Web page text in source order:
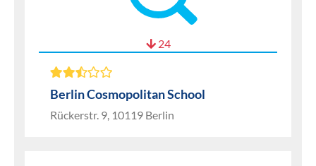
24
Berlin Cosmopolitan School
Rückerstr. 9, 10119 Berlin